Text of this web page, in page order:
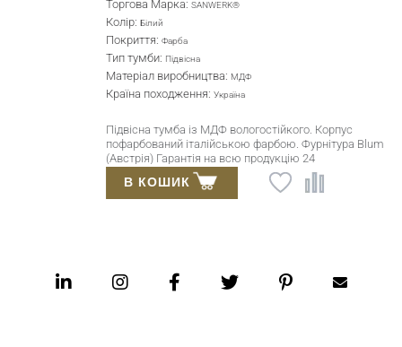
Торгова Марка:SANWERK®
Білий
Покриття: Фарба
Тип тумби:Підвісна
Матеріал виробництва:МДФ
Країна походження:Україна
Підвісна тумба із МДФ вологостійкого. Корпус
пофарбований італійською фарбою. Фурнітура Blum
(Австрія) Гарантія на всю продукцію 24
місяці.Високоякісний керамічний умивальник
(входить у вартість).
В КОШИК